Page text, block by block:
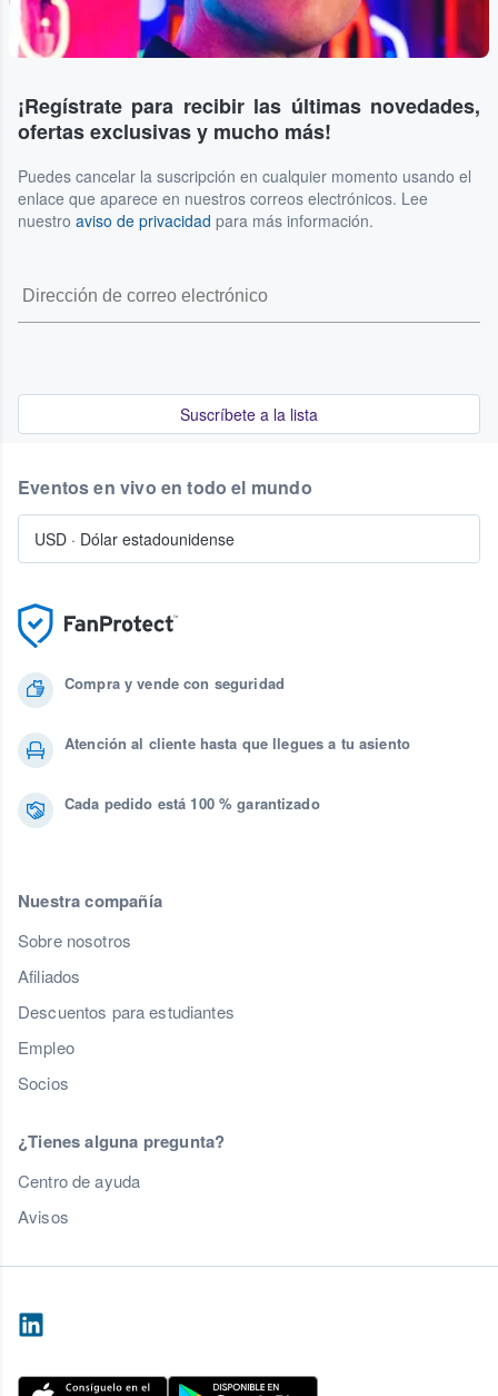
¡Regístrate para recibir las últimas novedades,
ofertas exclusivas y mucho más!
Puedes cancelar la suscripción en cualquier momento usando el
enlace que aparece en nuestros correos electrónicos. Lee
nuestro aviso de privacidad para más información.
Suscríbete a la lista
Compra y vende con seguridad
Atención al cliente hasta que llegues a tu asiento
Cada pedido está 100 % garantizado
Nuestra compañía
Sobre nosotros
Afiliados
Descuentos para estudiantes
Empleo
Socios
¿Tienes alguna pregunta?
Centro de ayuda
Avisos
Eventos en vivo en todo el mundo
USD · Dólar estadounidense